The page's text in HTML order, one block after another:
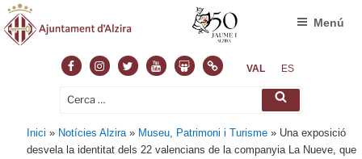
FacebookInstagram
TwitterYoutubeSlideshare
NormasVAL ES
Cerca: Cerca
Menú
Inici » Notícies Alzira » Museu, Patrimoni i Turisme » Una exposició
desvela la identitat dels 22 valencians de la companyia La Nueve, que